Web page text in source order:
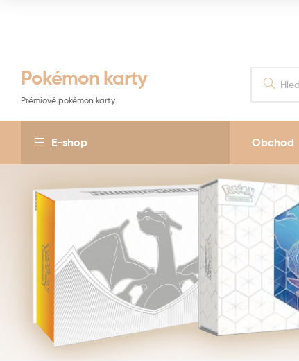
Pokémon karty
Prémiové pokémon karty
E-shop Obchod